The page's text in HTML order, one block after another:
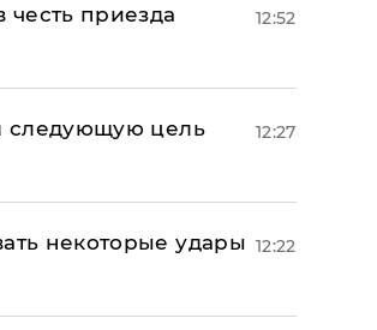
приезда
12:52
следующую цель
12:27
некоторые удары 12:22